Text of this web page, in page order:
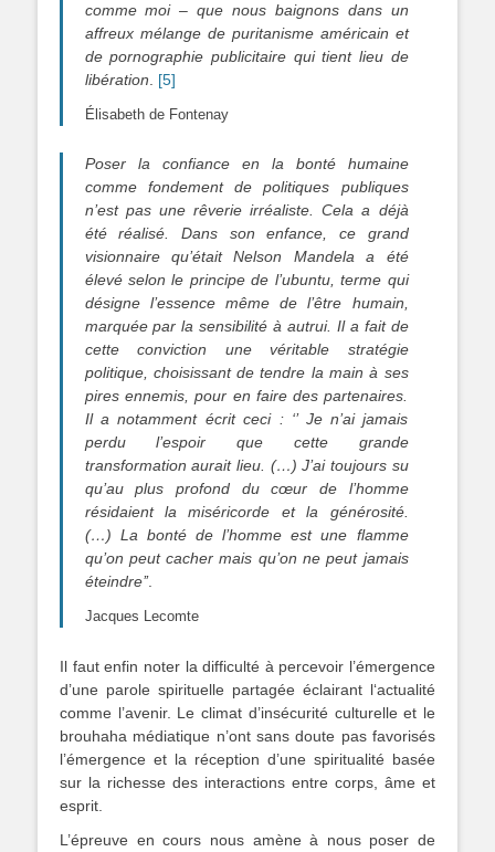
comme moi – que nous baignons dans un
affreux mélange de puritanisme américain et
de pornographie publicitaire qui tient lieu de
libération
[5]
Élisabeth de Fontenay
Poser la confiance en la bonté humaine
comme fondement de politiques publiques
n’est pas une rêverie irréaliste. Cela a déjà
été réalisé. Dans son enfance, ce grand
visionnaire qu’était Nelson Mandela a été
élevé selon le principe de l’ubuntu, terme qui
désigne l’essence même de l’être humain,
marquée par la sensibilité à autrui. Il a fait de
cette conviction une véritable stratégie
politique, choisissant de tendre la main à ses
pires ennemis, pour en faire des partenaires.
Il a notamment écrit ceci : ‘’ Je n’ai jamais
perdu l’espoir que cette grande
transformation aurait lieu. (…) J’ai toujours su
qu’au plus profond du cœur de l’homme
résidaient la miséricorde et la générosité.
(…) La bonté de l’homme est une flamme
qu’on peut cacher mais qu’on ne peut jamais
éteindre’’.
Jacques Lecomte
Il faut enfin noter la difficulté à percevoir l’émergence
d’une parole spirituelle partagée éclairant l‘actualité
comme l’avenir. Le climat d’insécurité culturelle et le
brouhaha médiatique n’ont sans doute pas favorisés
l’émergence et la réception d’une spiritualité basée
sur la richesse des interactions entre corps, âme et
esprit.
L’épreuve en cours nous amène à nous poser de